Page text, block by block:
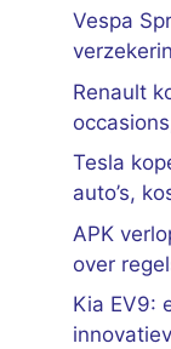
Vespa
Renault
Tesla
auto’s,
APK
over
Kia EV9: